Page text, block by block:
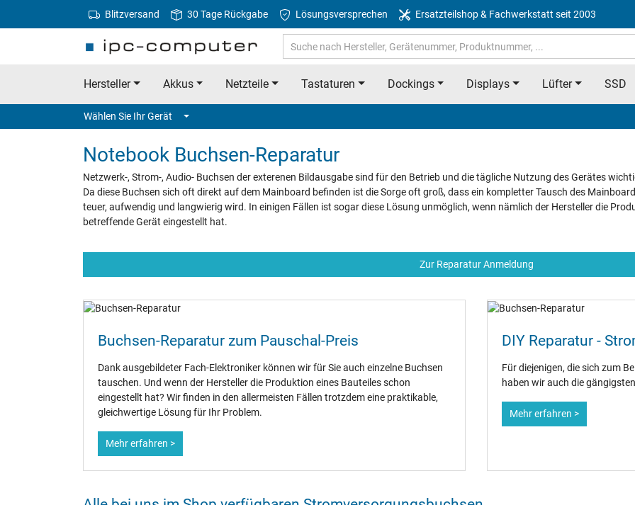
Blitzversand 30 Tage Rückgabe Lösungsversprechen Ersatzteilshop & Fachwerkstatt seit 2003
Hersteller Akkus Netzteile Tastaturen Dockings Displays Lüfter SSD
Wählen Sie Ihr Gerät
Notebook Buchsen-Reparatur
Netzwerk-, Strom-, Audio- Buchsen der exterenen Bildausgabe sind für den Betrieb und die tägliche Nutzung des Gerätes
Da diese Buchsen sich oft direkt auf dem Mainboard befinden ist die Sorge oft groß, dass ein kompletter Tausch des
teuer, aufwendig und langwierig wird. In einigen Fällen ist sogar diese Lösung unmöglich, wenn nämlich der Hersteller die
betreffende Gerät eingestellt hat.
Zur Reparatur Anmeldung
Buchsen-Reparatur zum Pauschal-Preis
Dank ausgebildeter Fach-Elektroniker können wir für Sie auch einzelne Buchsen
tauschen. Und wenn der Hersteller die Produktion eines Bauteiles schon
eingestellt hat? Wir finden in den allermeisten Fällen trotzdem eine praktikable,
gleichwertige Lösung für Ihr Problem.
Mehr erfahren >
DIY Reparatur -
Für diejenigen, die sich zum
haben wir auch die
Mehr erfahren >